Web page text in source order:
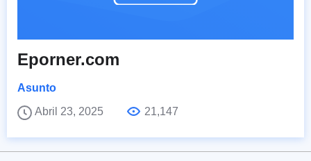
Eporner.com
Asunto
Abril 23, 2025
21,147